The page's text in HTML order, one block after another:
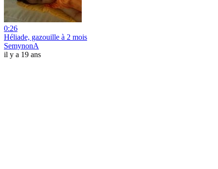
0:26
Héliade, gazouille à 2 mois
SemynonA
il y a 19 ans